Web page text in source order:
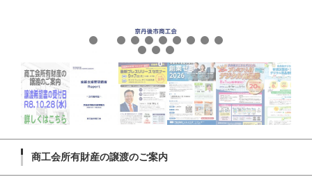
商工会所有財産の譲渡のご案内